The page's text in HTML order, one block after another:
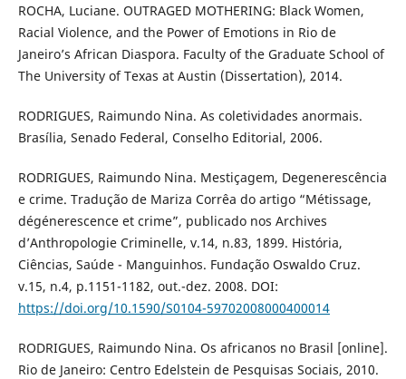
ROCHA, Luciane. OUTRAGED MOTHERING: Black Women,
Racial Violence, and the Power of Emotions in Rio de
Janeiro’s African Diaspora. Faculty of the Graduate School of
The University of Texas at Austin (Dissertation), 2014.
RODRIGUES, Raimundo Nina. As coletividades anormais.
Brasília, Senado Federal, Conselho Editorial, 2006.
RODRIGUES, Raimundo Nina. Mestiçagem, Degenerescência
e crime. Tradução de Mariza Corrêa do artigo “Métissage,
dégénerescence et crime”, publicado nos Archives
d’Anthropologie Criminelle, v.14, n.83, 1899. História,
Ciências, Saúde - Manguinhos. Fundação Oswaldo Cruz.
v.15, n.4, p.1151-1182, out.-dez. 2008. DOI:
https://doi.org/10.1590/S0104-59702008000400014
RODRIGUES, Raimundo Nina. Os africanos no Brasil [online].
Rio de Janeiro: Centro Edelstein de Pesquisas Sociais, 2010.